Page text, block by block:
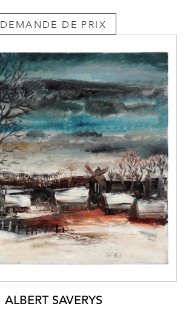
DEMANDE DE PRIX
ALBERT SAVERYS